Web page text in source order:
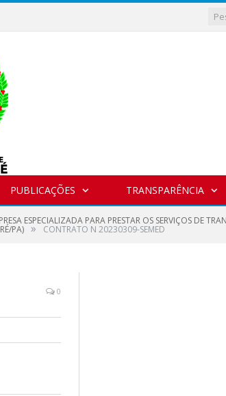
PUBLICAÇÕES TRANSPARÊNCIA
ESPECIALIZADA PARA PRESTAR OS SERVIÇOS DE
PA) » CONTRATO N 20230309-SEMED
0